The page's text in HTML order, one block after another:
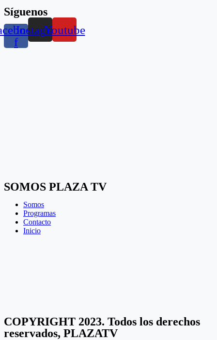
Síguenos
f
InstagramYoutube
SOMOS PLAZA TV
Somos
Programas
Contacto
Inicio
COPYRIGHT 2023. Todos los derechos
reservados, PLAZATV